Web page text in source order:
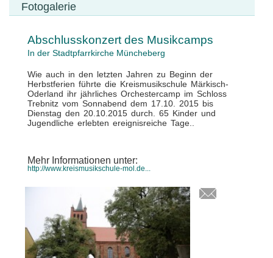
Fotogalerie
Abschlusskonzert des Musikcamps
In der Stadtpfarrkirche Müncheberg
Wie auch in den letzten Jahren zu Beginn der
Herbstferien führte die Kreismusikschule Märkisch-
Oderland ihr jährliches Orchestercamp im Schloss
Trebnitz vom Sonnabend dem 17.10. 2015 bis
Dienstag den 20.10.2015 durch. 65 Kinder und
Jugendliche erlebten ereignisreiche Tage..
Mehr Informationen unter:
http://www.kreismusikschule-mol.de...